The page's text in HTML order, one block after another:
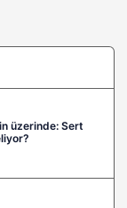
üzerinde: Sert